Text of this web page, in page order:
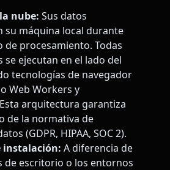
nube: Sus datos
su máquina local durante
de procesamiento. Todas
se ejecutan en el lado del
tecnologías de navegador
Web Workers y
arquitectura garantiza
de la normativa de
(GDPR, HIPAA, SOC 2).
instalación: A diferencia de
de escritorio o los entornos